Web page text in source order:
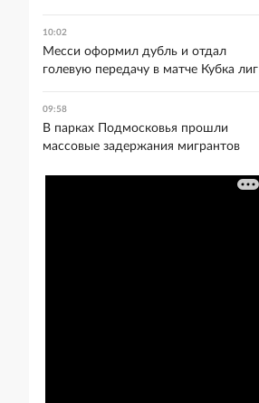
10:02
Месси оформил дубль и отдал
голевую передачу в матче Кубка лиг
09:58
В парках Подмосковья прошли
массовые задержания мигрантов